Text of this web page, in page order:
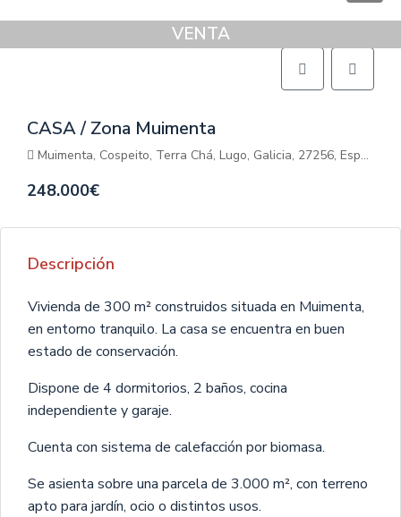
VENTA
CASA / Zona Muimenta
Muimenta, Cospeito, Terra Chá, Lugo, Galicia, 27256, España
248.000€
Descripción
Vivienda de 300 m² construidos situada en Muimenta,
en entorno tranquilo. La casa se encuentra en buen
estado de conservación.
Dispone de 4 dormitorios, 2 baños, cocina
independiente y garaje.
Cuenta con sistema de calefacción por biomasa.
Se asienta sobre una parcela de 3.000 m², con terreno
apto para jardín, ocio o distintos usos.